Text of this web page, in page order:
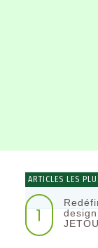
ARTICLES LES
1